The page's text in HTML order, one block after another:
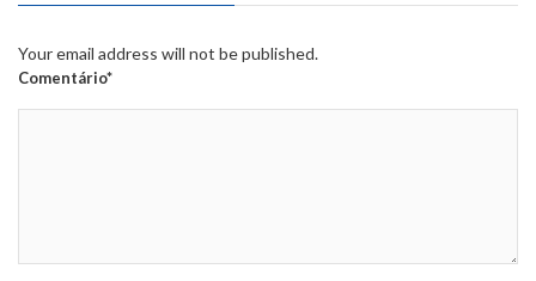
Your email address will not be published.
Comentário*